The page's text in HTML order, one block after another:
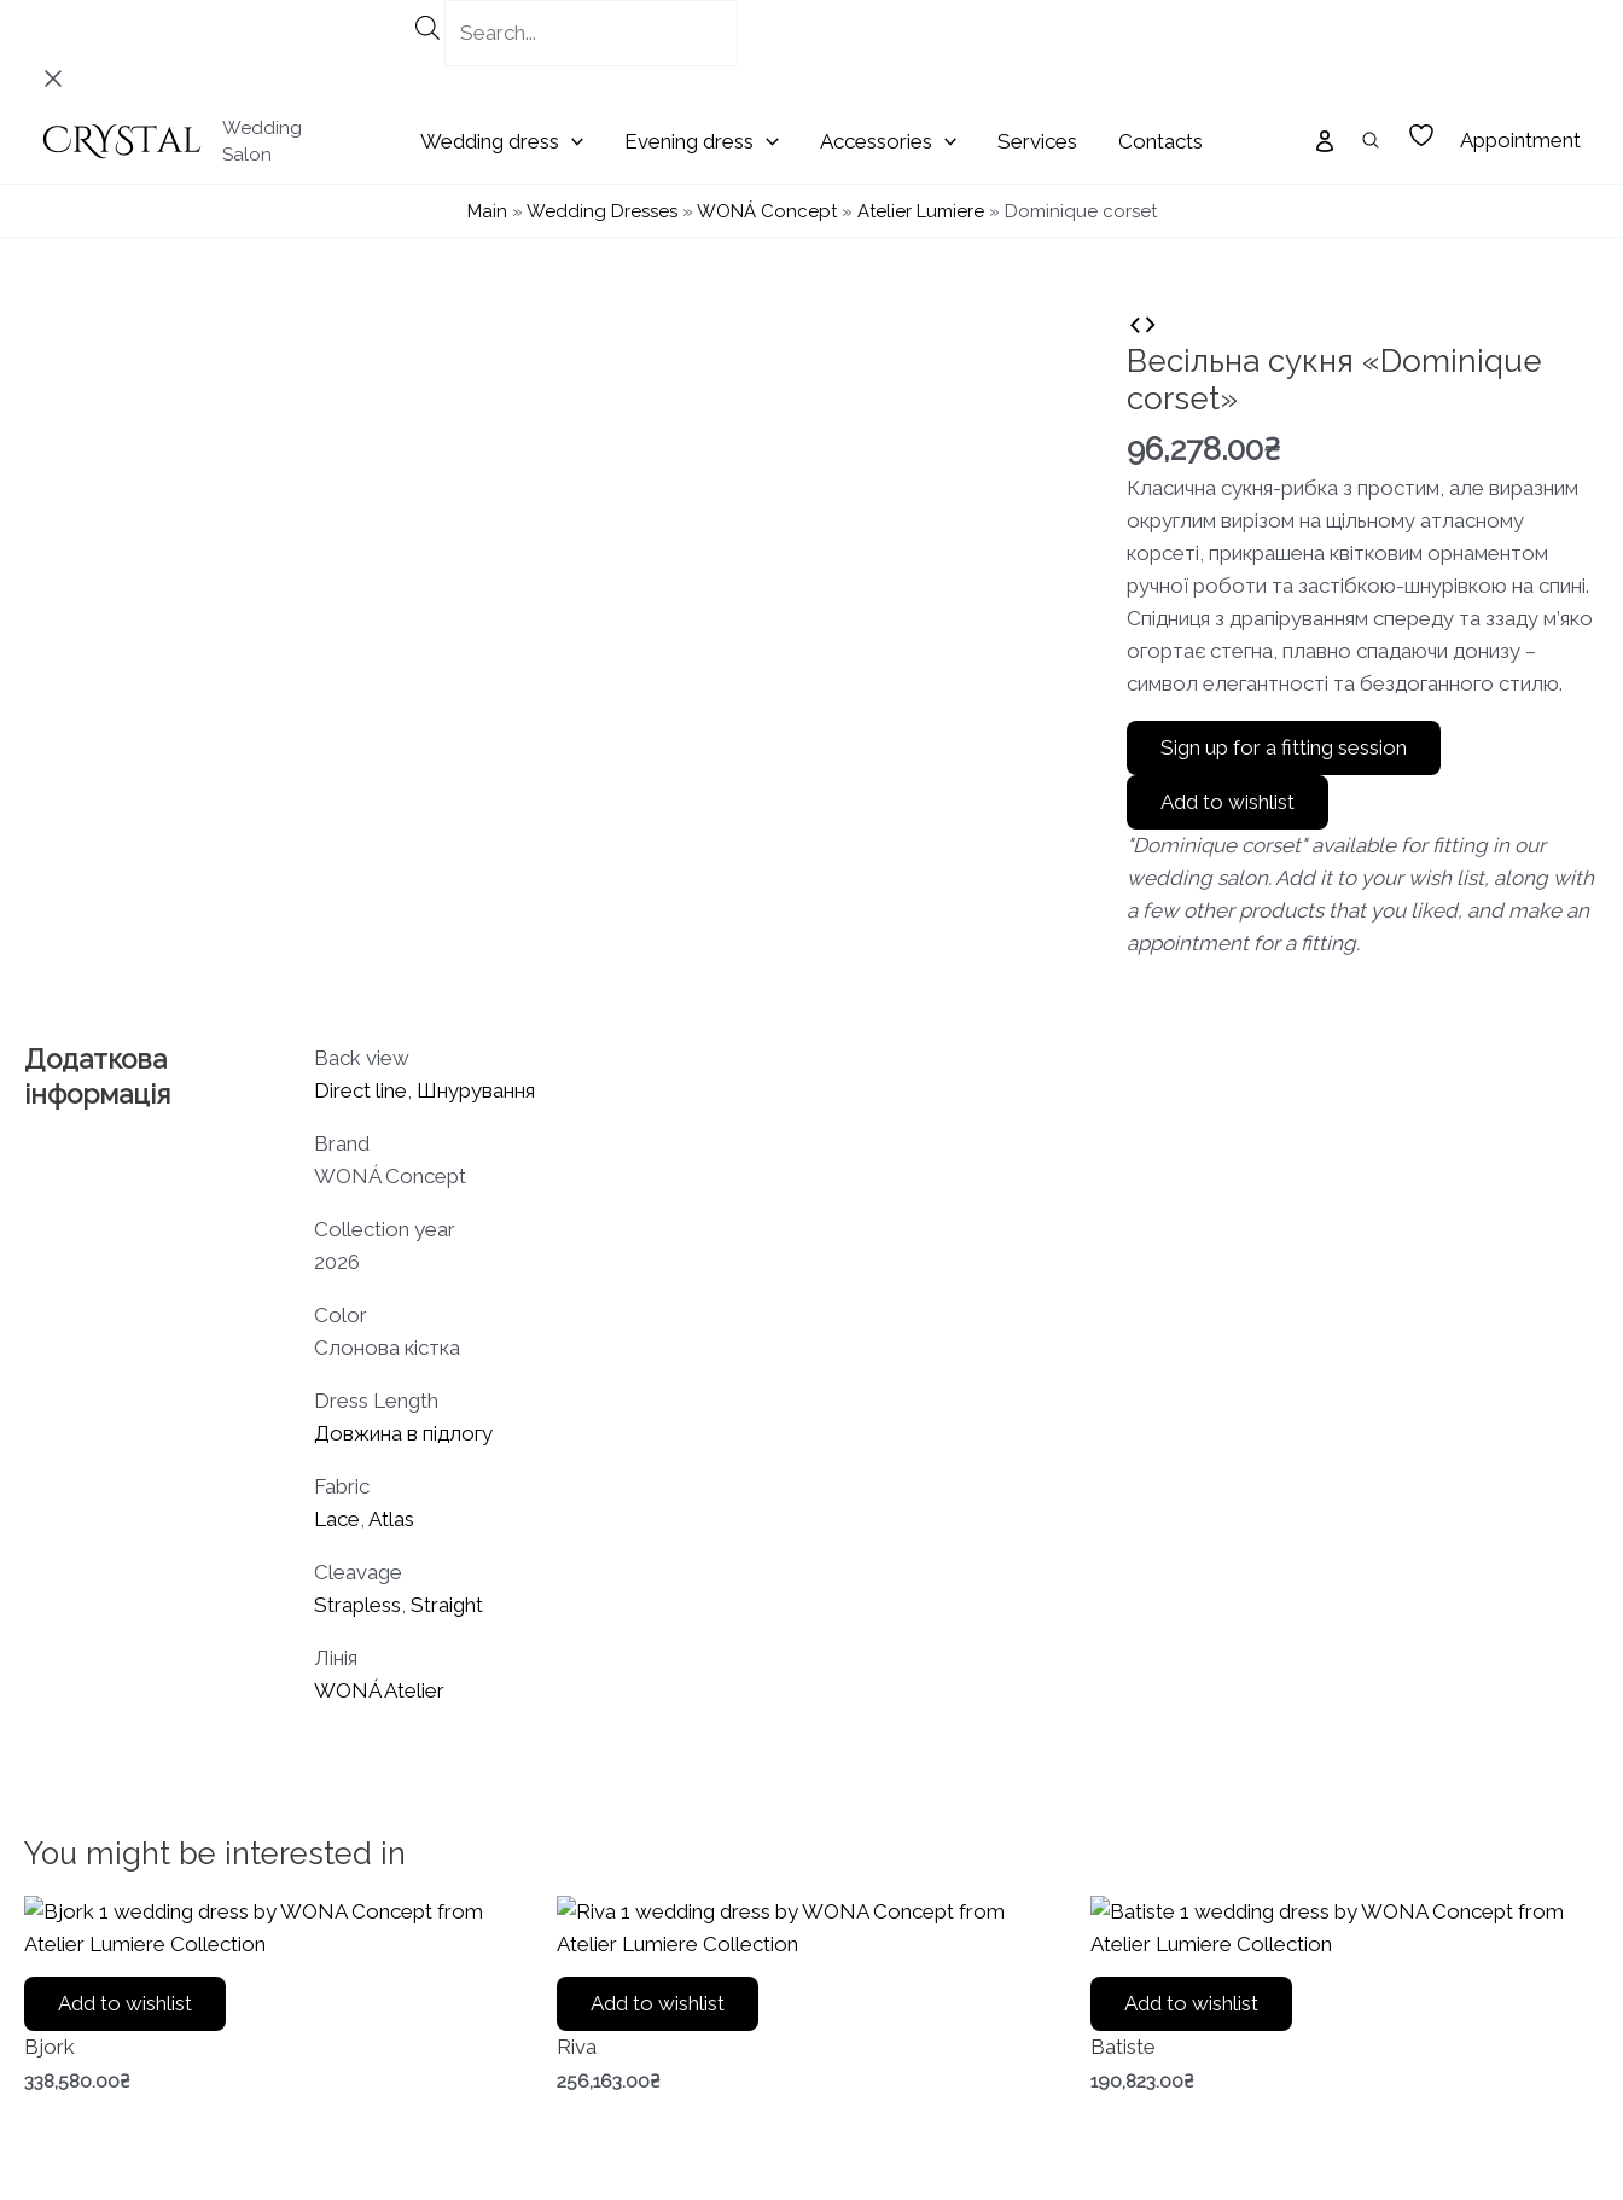
content
Wedding
Salon
Wedding Evening Accessories Services Contacts Appointment
Main » Wedding Dresses» WONÁ Concept» Atelier Lumiere» Dominique corset
Весільна сукня «Dominique
corset»
96,278.00₴
Класична сукня-рибка з простим, але виразним
округлим вирізом на щільному атласному
корсеті, прикрашена квітковим орнаментом
ручної роботи та застібкою-шнурівкою на спині.
Спідниця з драпіруванням спереду та ззаду м’яко
огортає стегна, плавно спадаючи донизу –
символ елегантності та бездоганного стилю.
Sign up for a fitting session
Add to wishlist
"Dominique corset" available for fitting in our
wedding salon. Add it to your wish list, along with
a few other products that you liked, and make an
appointment for a fitting.
Додаткова
інформація
Back view
Direct line Шнурування
Brand
WONÁ Concept
Collection year
2026
Color
Слонова кістка
Dress Length
Довжина в підлогу
Fabric
Lace Atlas
Cleavage
Strapless Straight
Лінія
WONÁ Atelier
You might be interested in
Add to wishlist
Bjork
338,580.00₴
Add to wishlist
Riva
256,163.00₴
Add to wishlist
Batiste
190,823.00₴